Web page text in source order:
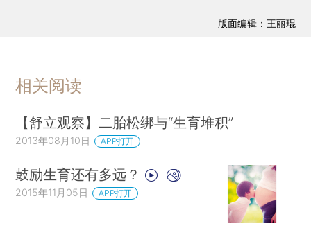
版面编辑：王丽琨
相关阅读
【舒立观察】二胎松绑与“生育堆积”
2013年08月10日 APP打开
鼓励生育还有多远？
2015年11月05日 APP打开